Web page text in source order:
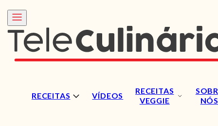
RECEITAS VÍDEOS
RECEITAS
VEGGIE
NÓS